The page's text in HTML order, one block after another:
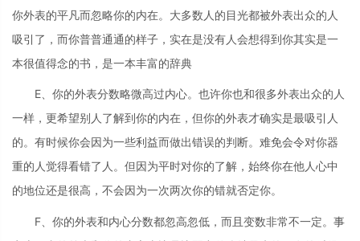
你外表的平凡而忽略你的内在。大多数人的目光都被外表出众的人
吸引了，而你普普通通的样子，实在是没有人会想得到你其实是一
本很值得念的书，是一本丰富的辞典
E、你的外表分数略微高过内心。也许你也和很多外表出众的人
一样，更希望别人了解到你的内在，但你的外表才确实是最吸引人
的。有时候你会因为一些利益而做出错误的判断。难免会令对你器
重的人觉得看错了人。但因为平时对你的了解，始终你在他人心中
的地位还是很高，不会因为一次两次你的错就否定你。
F、你的外表和内心分数都忽高忽低，而且变数非常不一定。事